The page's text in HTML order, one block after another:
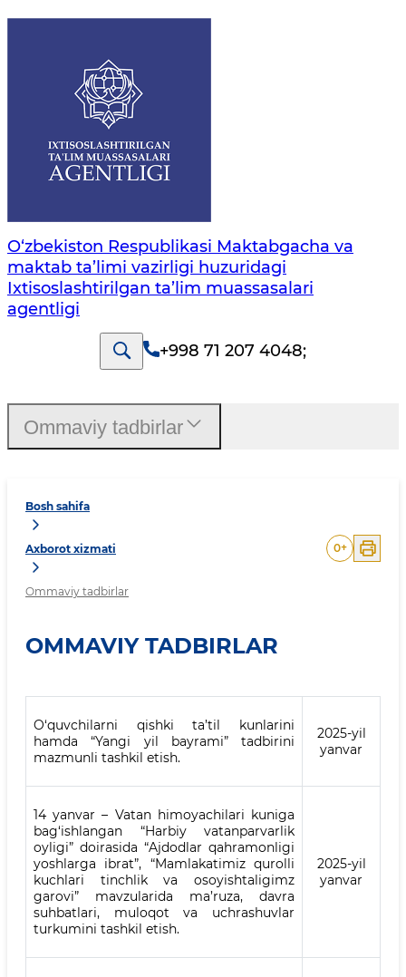
O‘zbekiston Respublikasi Maktabgacha va
maktab ta’limi vazirligi huzuridagi
Ixtisoslashtirilgan ta’lim muassasalari
agentligi
+998 71 207 4048;
Bosh sahifa
Axborot xizmati
Ommaviy tadbirlar
0+
OMMAVIY TADBIRLAR
O‘quvchilarni qishki ta’til kunlarini
hamda “Yangi yil bayrami” tadbirini
mazmunli tashkil etish.
2025-yil
yanvar
14 yanvar – Vatan himoyachilari kuniga
bag‘ishlangan “Harbiy vatanparvarlik
oyligi” doirasida “Ajdodlar qahramonligi
yoshlarga ibrat”, “Mamlakatimiz qurolli
kuchlari tinchlik va osoyishtaligimz
garovi” mavzularida ma’ruza, davra
suhbatlari, muloqot va uchrashuvlar
turkumini tashkil etish.
2025-yil
yanvar
Ommaviy tadbirlar